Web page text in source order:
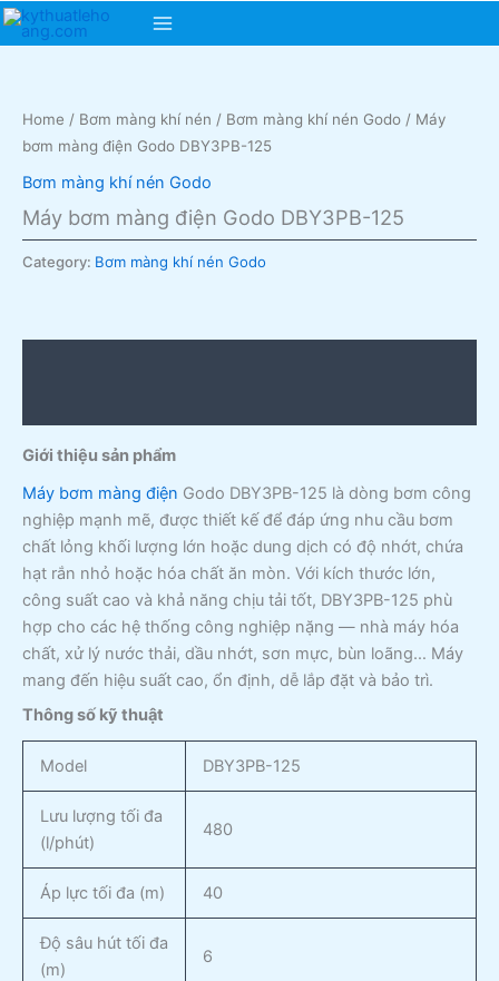
Skip
Main
Home / Bơm màng khí nén / Bơm màng khí nén Godo / Máy
bơm màng điện Godo DBY3PB-125
Bơm màng khí nén Godo
Máy bơm màng điện Godo DBY3PB-125
Category: Bơm màng khí nén Godo
Giới thiệu sản phẩm
Máy bơm màng điện Godo DBY3PB-125 là dòng bơm công
nghiệp mạnh mẽ, được thiết kế để đáp ứng nhu cầu bơm
chất lỏng khối lượng lớn hoặc dung dịch có độ nhớt, chứa
hạt rắn nhỏ hoặc hóa chất ăn mòn. Với kích thước lớn,
công suất cao và khả năng chịu tải tốt, DBY3PB-125 phù
hợp cho các hệ thống công nghiệp nặng — nhà máy hóa
chất, xử lý nước thải, dầu nhớt, sơn mực, bùn loãng… Máy
mang đến hiệu suất cao, ổn định, dễ lắp đặt và bảo trì.
Thông số kỹ thuật
Model DBY3PB-125
Lưu lượng tối đa
(l/phút)
480
Áp lực tối đa (m) 40
Độ sâu hút tối đa
(m)
6